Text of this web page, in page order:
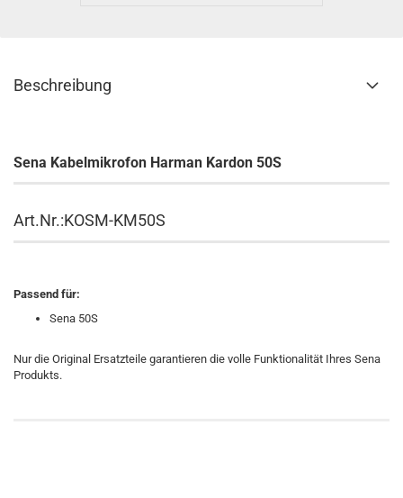
Beschreibung
Sena Kabelmikrofon Harman Kardon 50S
Art.Nr.:KOSM-KM50S
Passend für:
Sena 50S
Nur die Original Ersatzteile garantieren die volle Funktionalität Ihres Sena
Produkts.